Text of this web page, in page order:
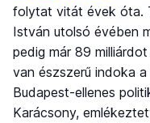
folytat vitát évek óta.
István utolsó évében
pedig már 89
van észszerű indoka
Budapest-ellenes
Karácsony,